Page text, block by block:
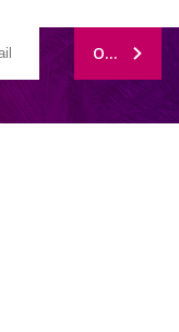
ODEBÍRAT